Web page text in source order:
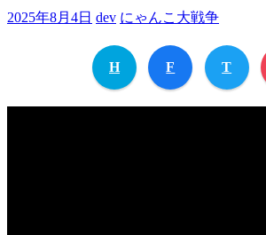
2025年8月4日 dev にゃんこ大戦争
H F T